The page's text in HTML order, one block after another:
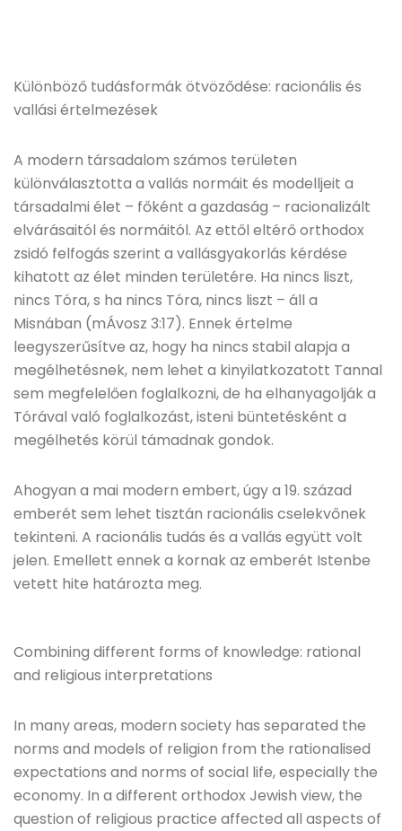
Különböző tudásformák ötvöződése: racionális és
vallási értelmezések
A modern társadalom számos területen
különválasztotta a vallás normáit és modelljeit a
társadalmi élet – főként a gazdaság – racionalizált
elvárásaitól és normáitól. Az ettől eltérő orthodox
zsidó felfogás szerint a vallásgyakorlás kérdése
kihatott az élet minden területére. Ha nincs liszt,
nincs Tóra, s ha nincs Tóra, nincs liszt – áll a
Misnában (mÁvosz 3:17). Ennek értelme
leegyszerűsítve az, hogy ha nincs stabil alapja a
megélhetésnek, nem lehet a kinyilatkozatott Tannal
sem megfelelően foglalkozni, de ha elhanyagolják a
Tórával való foglalkozást, isteni büntetésként a
megélhetés körül támadnak gondok.
Ahogyan a mai modern embert, úgy a 19. század
emberét sem lehet tisztán racionális cselekvőnek
tekinteni. A racionális tudás és a vallás együtt volt
jelen. Emellett ennek a kornak az emberét Istenbe
vetett hite határozta meg.
Combining different forms of knowledge: rational
and religious interpretations
In many areas, modern society has separated the
norms and models of religion from the rationalised
expectations and norms of social life, especially the
economy. In a different orthodox Jewish view, the
question of religious practice affected all aspects of